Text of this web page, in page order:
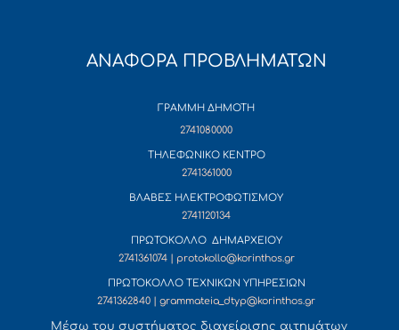
ΑΝΑΦΟΡΑ ΠΡΟΒΛΗΜΑΤΩΝ
ΓΡΑΜΜΗ ΔΗΜΟΤΗ
2741080000
ΤΗΛΕΦΩΝΙΚΟ ΚΕΝΤΡΟ
2741361000
ΒΛΑΒΕΣ ΗΛΕΚΤΡΟΦΩΤΙΣΜΟΥ
2741120134
ΠΡΩΤΟΚΟΛΛΟ ΔΗΜΑΡΧΕΙΟΥ
2741361074 | protokollo@korinthos.gr
ΠΡΩΤΟΚΟΛΛΟ ΤΕΧΝΙΚΩΝ ΥΠΗΡΕΣΙΩΝ
2741362840 | grammateia_dtyp@korinthos.gr
Mέσω του συστήματος διαχείρισης αιτημάτων